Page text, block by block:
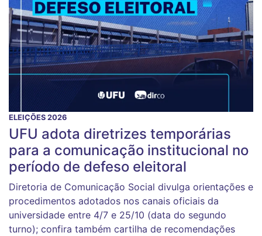
ELEIÇÕES 2026
UFU adota diretrizes temporárias
para a comunicação institucional no
período de defeso eleitoral
Diretoria de Comunicação Social divulga orientações e
procedimentos adotados nos canais oficiais da
universidade entre 4/7 e 25/10 (data do segundo
turno); confira também cartilha de recomendações